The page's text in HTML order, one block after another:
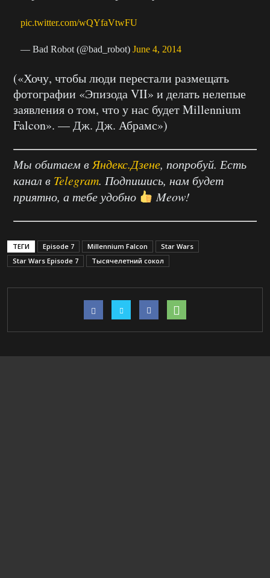
pic.twitter.com/wQYfaVtwFU
— Bad Robot (@bad_robot)June 4, 2014
(«Хочу, чтобы люди перестали размещать
фотографии «Эпизода VII» и делать нелепые
заявления о том, что у нас будет Millennium
Falcon». — Дж. Дж. Абрамс»)
Мы обитаем в Яндекс.Дзене, попробуй. Есть
канал в Telegram. Подпишись, нам будет
приятно, а тебе удобно
Meow!
ТЕГИ Episode 7 Millennium Falcon
Star Wars
Star Wars Episode 7
Тысячелетний сокол